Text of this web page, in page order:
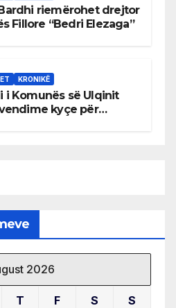
riemërohet drejtor
Fillore “Bedri Elezaga”
KRONIKË
i Komunës së Ulqinit
kyçe për
2026
T F S S